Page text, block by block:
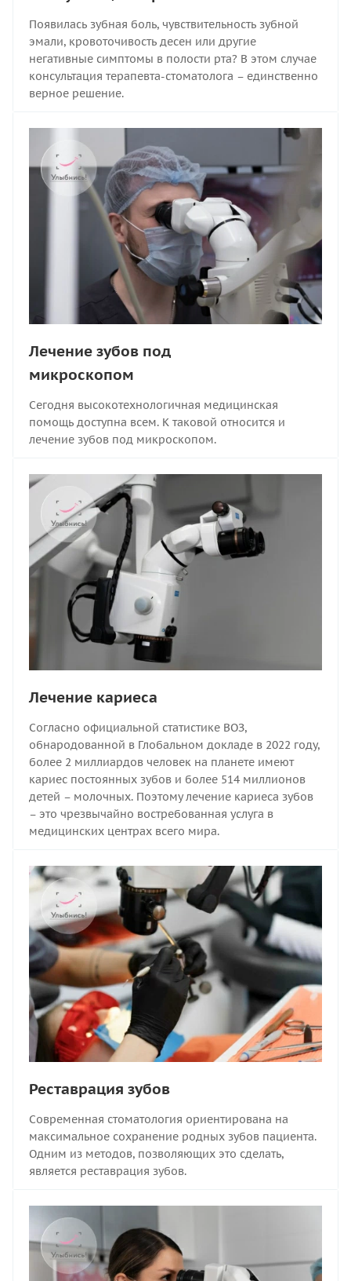
Появилась зубная боль, чувствительность зубной
эмали, кровоточивость десен или другие
негативные симптомы в полости рта? В этом случае
консультация терапевта-стоматолога – единственно
верное решение.
Лечение зубов под
микроскопом
Сегодня высокотехнологичная медицинская
помощь доступна всем. К таковой относится и
лечение зубов под микроскопом.
Лечение кариеса
Согласно официальной статистике ВОЗ,
обнародованной в Глобальном докладе в 2022 году,
более 2 миллиардов человек на планете имеют
кариес постоянных зубов и более 514 миллионов
детей – молочных. Поэтому лечение кариеса зубов
– это чрезвычайно востребованная услуга в
медицинских центрах всего мира.
Реставрация зубов
Современная стоматология ориентирована на
максимальное сохранение родных зубов пациента.
Одним из методов, позволяющих это сделать,
является реставрация зубов.